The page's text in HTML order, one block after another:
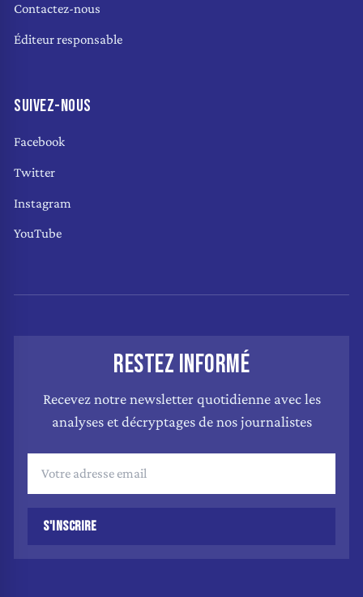
Contactez-nous
Éditeur responsable
SUIVEZ-NOUS
Facebook
Twitter
Instagram
YouTube
RESTEZ INFORMÉ
Recevez notre newsletter quotidienne avec les
analyses et décryptages de nos journalistes
S'INSCRIRE